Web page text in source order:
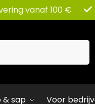
vanaf 100 €
& sap Voor